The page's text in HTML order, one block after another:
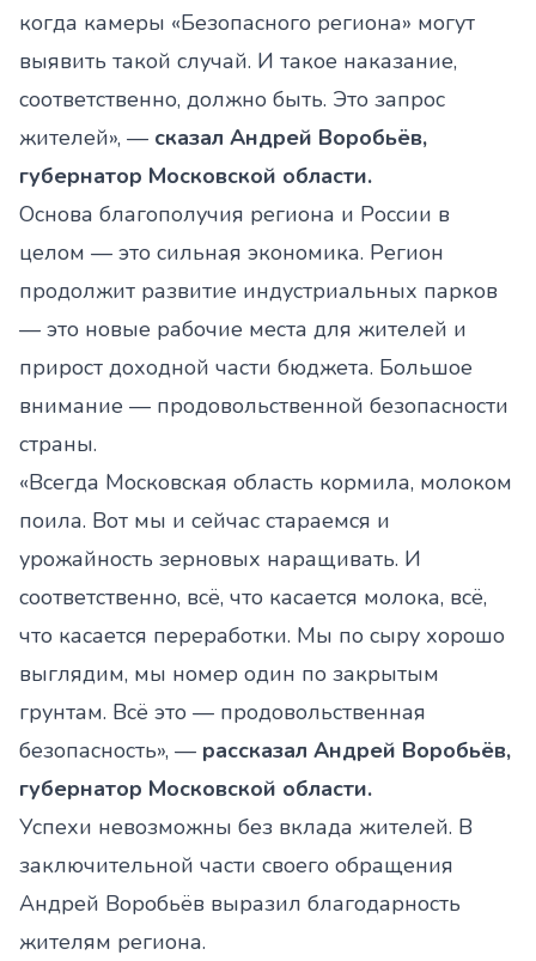
когда камеры «Безопасного региона» могут
выявить такой случай. И такое наказание,
соответственно, должно быть. Это запрос
жителей», — сказал Андрей Воробьёв,
губернатор Московской области.
Основа благополучия региона и России в
целом — это сильная экономика. Регион
продолжит развитие индустриальных парков
— это новые рабочие места для жителей и
прирост доходной части бюджета. Большое
внимание — продовольственной безопасности
страны.
«Всегда Московская область кормила, молоком
поила. Вот мы и сейчас стараемся и
урожайность зерновых наращивать. И
соответственно, всё, что касается молока, всё,
что касается переработки. Мы по сыру хорошо
выглядим, мы номер один по закрытым
грунтам. Всё это — продовольственная
безопасность», — рассказал Андрей Воробьёв,
губернатор Московской области.
Успехи невозможны без вклада жителей. В
заключительной части своего обращения
Андрей Воробьёв выразил благодарность
жителям региона.